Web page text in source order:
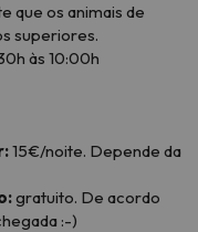
que os animais de
superiores.
às 10:00h
15€/noite. Depende da
gratuito. De acordo
:-)